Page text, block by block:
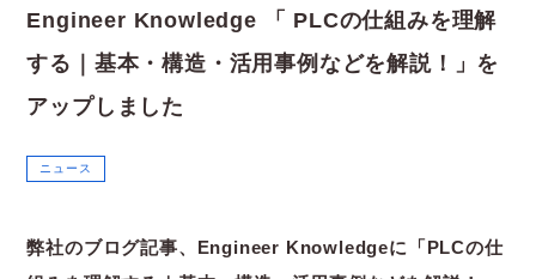
Engineer Knowledge 「 PLCの仕組みを理解
する｜基本・構造・活用事例などを解説！」を
アップしました
ニュース
弊社のブログ記事、Engineer Knowledgeに「PLCの仕